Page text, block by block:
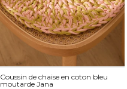
Coussin de chaise en coton bleu
moutarde Jana